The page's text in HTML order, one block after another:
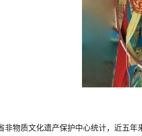
非物质文化遗产保护中心统计，近五年